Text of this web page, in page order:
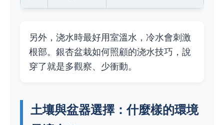
另外，浇水時最好用室溫水，冷水會刺激
根部。銀杏盆栽如何照顧的浇水技巧，說
穿了就是多觀察、少衝動。
土壤與盆器選擇：什麼樣的環境